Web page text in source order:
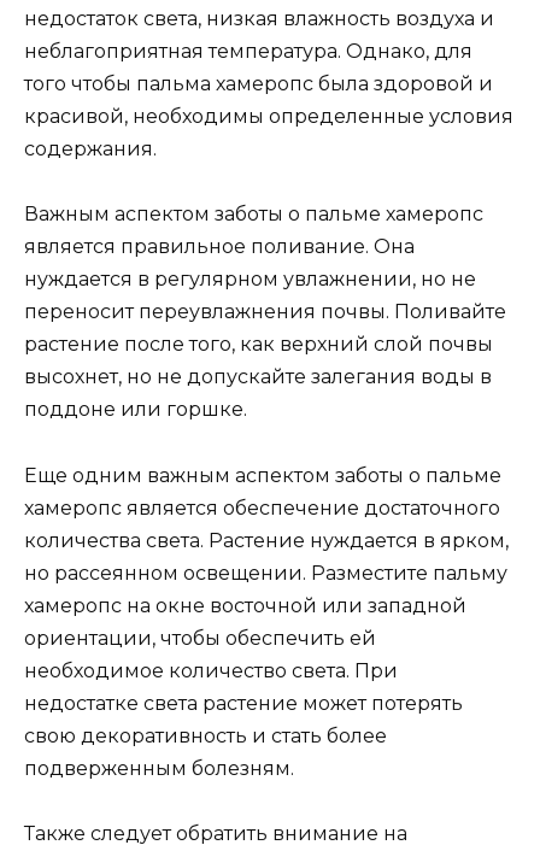
недостаток света, низкая влажность воздуха и
неблагоприятная температура. Однако, для
того чтобы пальма хамеропс была здоровой и
красивой, необходимы определенные условия
содержания.
Важным аспектом заботы о пальме хамеропс
является правильное поливание. Она
нуждается в регулярном увлажнении, но не
переносит переувлажнения почвы. Поливайте
растение после того, как верхний слой почвы
высохнет, но не допускайте залегания воды в
поддоне или горшке.
Еще одним важным аспектом заботы о пальме
хамеропс является обеспечение достаточного
количества света. Растение нуждается в ярком,
но рассеянном освещении. Разместите пальму
хамеропс на окне восточной или западной
ориентации, чтобы обеспечить ей
необходимое количество света. При
недостатке света растение может потерять
свою декоративность и стать более
подверженным болезням.
Также следует обратить внимание на